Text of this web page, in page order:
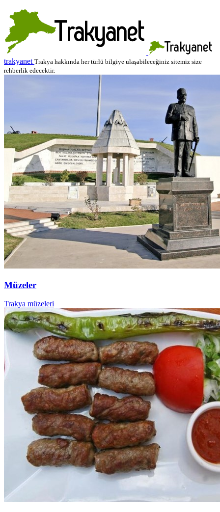
trakyanet Trakya hakkında her türlü bilgiye ulaşabileceğiniz sitemiz size
rehberlik edecektir.
Müzeler
Trakya müzeleri